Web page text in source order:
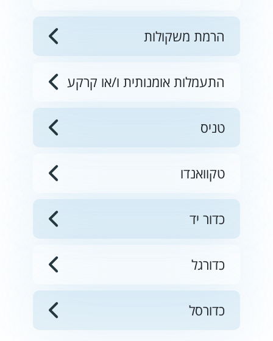
הרמת משקולות
התעמלות אומנותית ו/או קרקע
טניס
טקוואנדו
כדור יד
כדורגל
כדורסל